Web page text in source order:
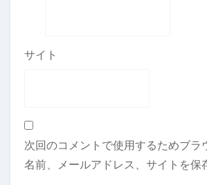
サイト
次回のコメントで使用するためブラ
名前、メールアドレス、サイトを保